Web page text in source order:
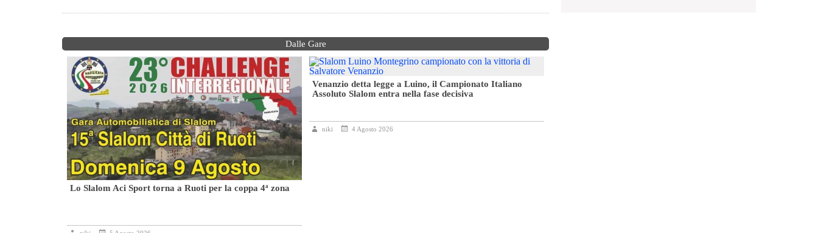
Dalle Gare
Lo Slalom Aci Sport torna a Ruoti per la coppa 4ª zona
Venanzio detta legge a Luino, il Campionato Italiano
Assoluto Slalom entra nella fase decisiva
niki 4 Agosto 2026